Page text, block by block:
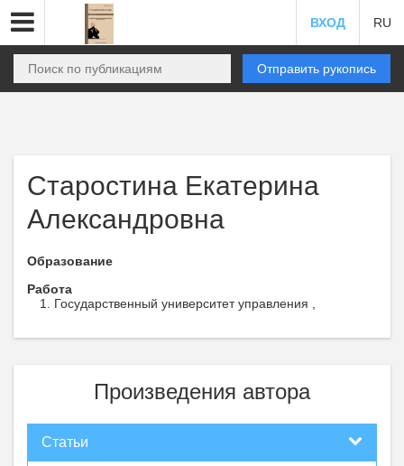
ВХОД RU
Отправить рукопись
Старостина Екатерина
Александровна
Образование
Работа
Государственный университет управления ,
Произведения автора
Статьи